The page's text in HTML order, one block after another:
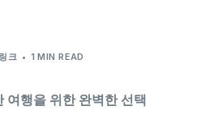
크 1 MIN READ
여행을 위한 완벽한 선택